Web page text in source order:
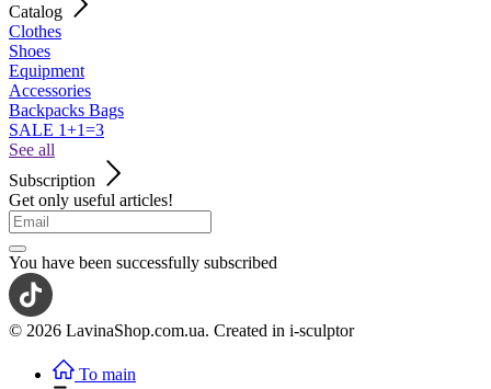
Catalog
Clothes
Shoes
Equipment
Accessories
Backpacks Bags
SALE 1+1=3
See all
Subscription
Get only useful articles!
You have been successfully subscribed
© 2026 LavinaShop.com.ua. Created in i-sculptor
To main